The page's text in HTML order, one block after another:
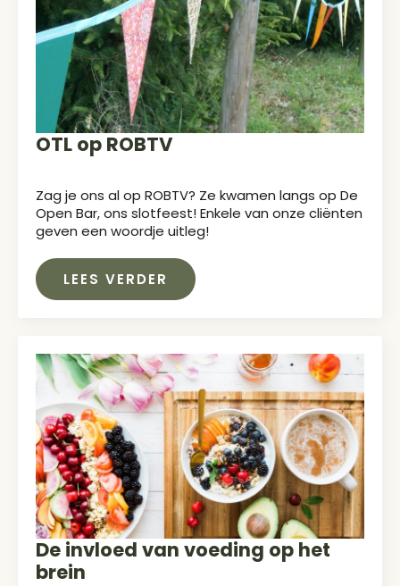
OTL op ROBTV
Zag je ons al op ROBTV? Ze kwamen langs op De
Open Bar, ons slotfeest! Enkele van onze cliënten
geven een woordje uitleg!
LEES VERDER
De invloed van voeding op het
brein